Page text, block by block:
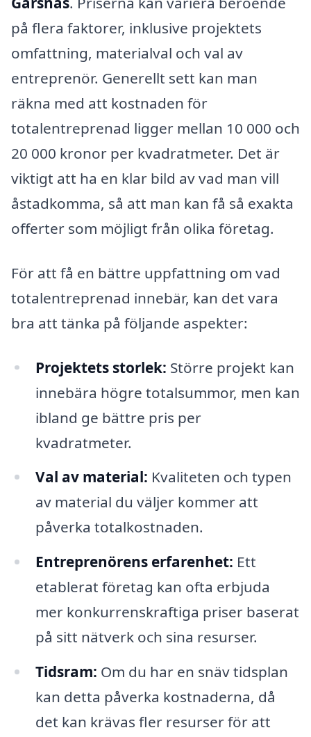
på flera faktorer, inklusive projektets
omfattning, materialval och val av
entreprenör. Generellt sett kan man
räkna med att kostnaden för
totalentreprenad ligger mellan 10 000 och
20 000 kronor per kvadratmeter. Det är
viktigt att ha en klar bild av vad man vill
åstadkomma, så att man kan få så exakta
offerter som möjligt från olika företag.
För att få en bättre uppfattning om vad
totalentreprenad innebär, kan det vara
bra att tänka på följande aspekter:
Projektets storlek: Större projekt kan
innebära högre totalsummor, men kan
ibland ge bättre pris per
kvadratmeter.
Val av material: Kvaliteten och typen
av material du väljer kommer att
påverka totalkostnaden.
Entreprenörens erfarenhet: Ett
etablerat företag kan ofta erbjuda
mer konkurrenskraftiga priser baserat
på sitt nätverk och sina resurser.
Tidsram: Om du har en snäv tidsplan
kan detta påverka kostnaderna, då
det kan krävas fler resurser för att